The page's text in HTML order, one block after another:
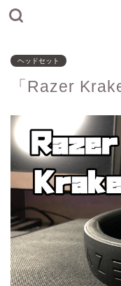
ヘッドセット
「Razer